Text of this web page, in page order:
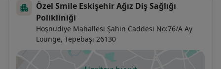
Özel Smile Eskişehir Ağız Diş Sağlığı
Polikliniği
Hoşnudiye Mahallesi Şahin Caddesi No:76/A Ay
Lounge, Tepebaşı 26130